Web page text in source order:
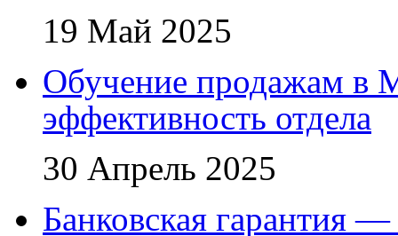
19 Май 2025
Обучение продажам в
эффективность отдела
30 Апрель 2025
Банковская гарантия